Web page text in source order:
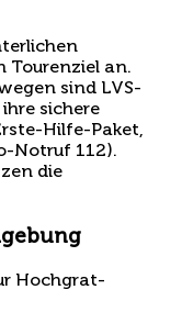
Touren­ziel an.
sind LVS-
sichere
Hilfe-Paket,
Notruf 112).
die
Hochgrat-